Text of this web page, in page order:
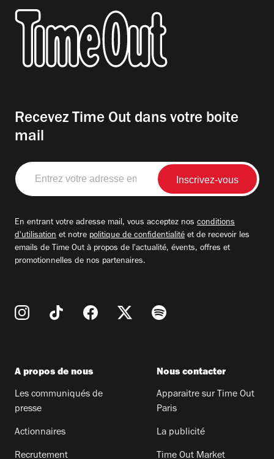
Recevez Time Out dans votre boite
mail
Entrez
votre
adresse
En entrant votre adresse mail, vous acceptez nos conditions
d'utilisation et notre politique de confidentialité et de recevoir les
emails de Time Out à propos de l'actualité, évents, offres et
promotionnelles de nos partenaires.
A propos de nous
Les communiqués de
presse
Actionnaires
Recrutement
Nous contacter
Apparaitre sur Time Out
Paris
La publicité
Time Out Market